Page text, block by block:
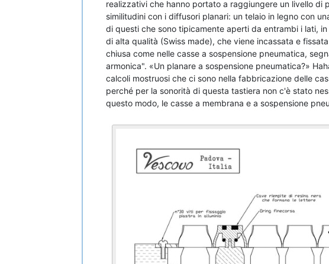
realizzativi che hanno portato a raggiungere un livello
similitudini con i diffusori planari: un telaio in legno con
di questi che sono tipicamente aperti da entrambi i lati,
di alta qualità (Swiss made), che viene incassata e
chiusa come nelle casse a sospensione pneumatica,
armonica". «Un planare a sospensione pneumatica?»
calcoli mostruosi che ci sono nella fabbricazione delle
perché per la sonorità di questa tastiera non c'è stato
questo modo, le casse a membrana e a sospensione